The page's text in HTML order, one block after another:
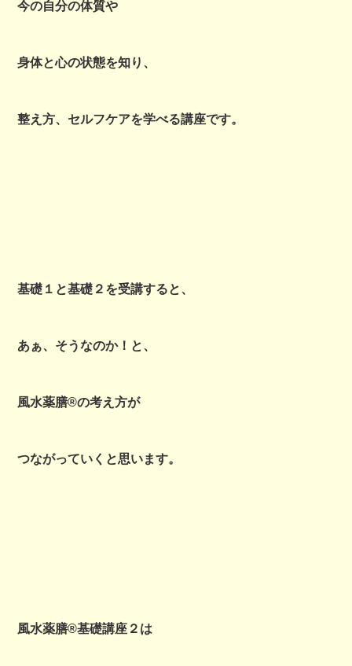
今の自分の体質や
身体と心の状態を知り、
整え方、セルフケアを学べる講座です。
基礎１と基礎２を受講すると、
あぁ、そうなのか！と、
風水薬膳®の考え方が
つながっていくと思います。
風水薬膳®基礎講座２は